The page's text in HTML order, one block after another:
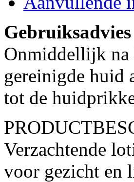
Gebruiksadvies
Onmiddellijk na
gereinigde huid
tot de
Verzachtende
voor gezicht en